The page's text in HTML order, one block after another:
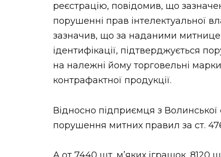
реєстрацію, повідомив, що
порушенні прав інтелектуальної
зазначив, що за наданими
ідентифікації, підтверджується
на належні йому торговельні
контрафактної продукції.
Відносно підприємця з
порушення митних правил за ст.